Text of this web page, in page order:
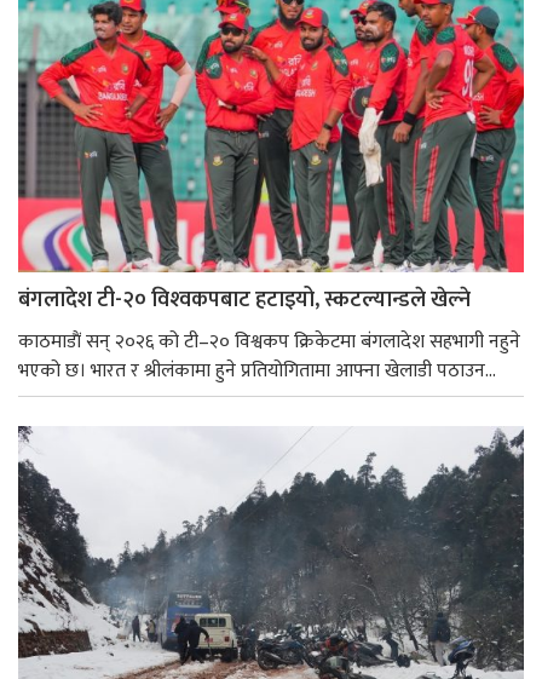
बंगलादेश टी-२० विश्‍वकपबाट हटाइयो, स्कटल्यान्डले खेल्ने
काठमाडाैं सन् २०२६ को टी–२० विश्वकप क्रिकेटमा बंगलादेश सहभागी नहुने
भएको छ। भारत र श्रीलंकामा हुने प्रतियोगितामा आफ्ना खेलाडी पठाउन...